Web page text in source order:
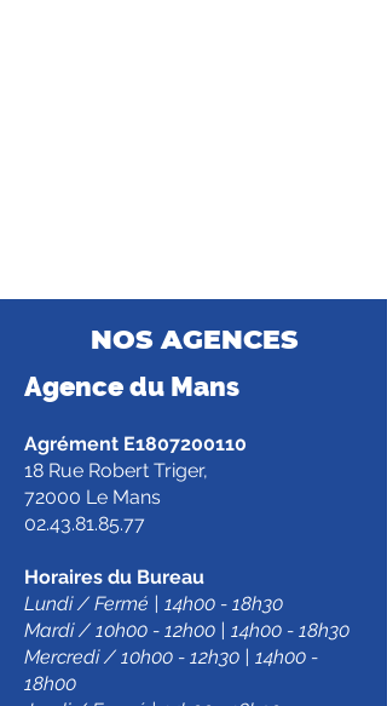
NOS AGENCES
Agence du Mans
Agrément E1807200110
18 Rue Robert Triger,
72000 Le Mans
02.43.81.85.77
Horaires du Bureau
Lundi / Fermé | 14h00 - 18h30
Mardi / 10h00 - 12h00 | 14h00 - 18h30
Mercredi / 10h00 - 12h30 | 14h00 -
18h00